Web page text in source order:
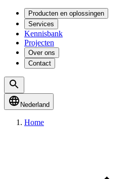
Producten en oplossingen
Services
Kennisbank
Projecten
Over ons
Contact
Nederland
Home